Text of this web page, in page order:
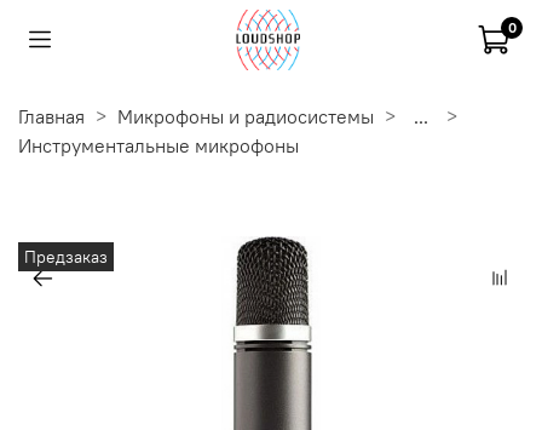
0
Главная Микрофоны и радиосистемы
...
Инструментальные микрофоны
Предзаказ